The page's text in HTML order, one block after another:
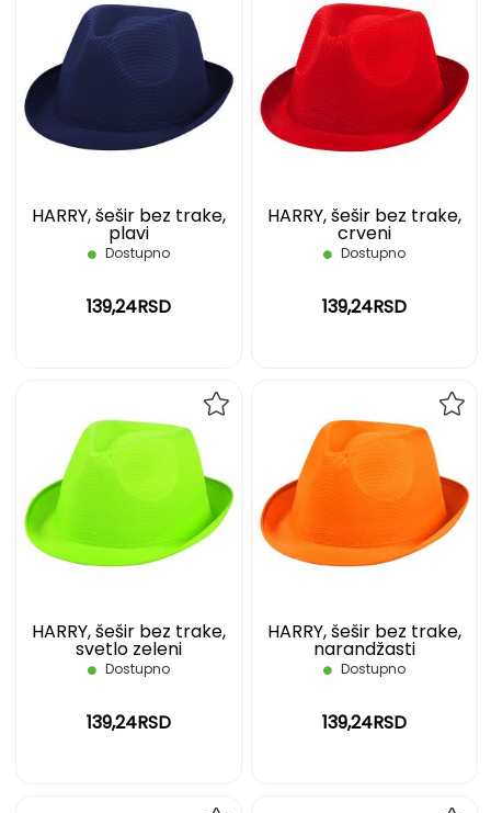
HARRY, šešir bez trake,
plavi
Dostupno
139,24RSD
LISTU
HARRY, šešir bez trake,
crveni
Dostupno
139,24RSD
NA
HARRY, šešir bez trake,
svetlo zeleni
Dostupno
139,24RSD
LISTU
HARRY, šešir bez trake,
narandžasti
Dostupno
139,24RSD